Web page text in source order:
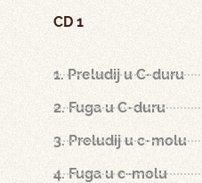
CD 1
1. Preludij u C-duru
2. Fuga u C-duru
3. Preludij u c-molu
4. Fuga u c-molu